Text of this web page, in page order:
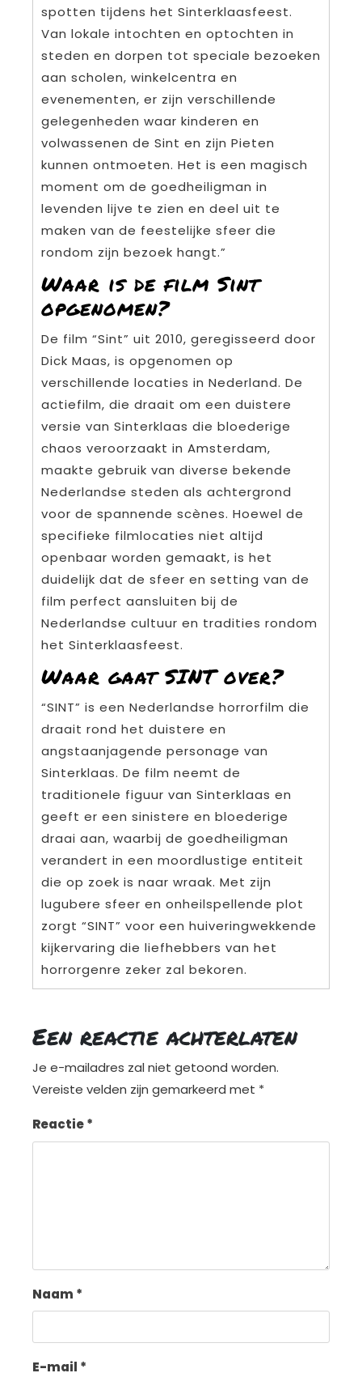
spotten tijdens het Sinterklaasfeest.
Van lokale intochten en optochten in
steden en dorpen tot speciale bezoeken
aan scholen, winkelcentra en
evenementen, er zijn verschillende
gelegenheden waar kinderen en
volwassenen de Sint en zijn Pieten
kunnen ontmoeten. Het is een magisch
moment om de goedheiligman in
levenden lijve te zien en deel uit te
maken van de feestelijke sfeer die
rondom zijn bezoek hangt.”
Waar is de film Sint
opgenomen?
De film “Sint” uit 2010, geregisseerd door
Dick Maas, is opgenomen op
verschillende locaties in Nederland. De
actiefilm, die draait om een duistere
versie van Sinterklaas die bloederige
chaos veroorzaakt in Amsterdam,
maakte gebruik van diverse bekende
Nederlandse steden als achtergrond
voor de spannende scènes. Hoewel de
specifieke filmlocaties niet altijd
openbaar worden gemaakt, is het
duidelijk dat de sfeer en setting van de
film perfect aansluiten bij de
Nederlandse cultuur en tradities rondom
het Sinterklaasfeest.
Waar gaat SINT over?
“SINT” is een Nederlandse horrorfilm die
draait rond het duistere en
angstaanjagende personage van
Sinterklaas. De film neemt de
traditionele figuur van Sinterklaas en
geeft er een sinistere en bloederige
draai aan, waarbij de goedheiligman
verandert in een moordlustige entiteit
die op zoek is naar wraak. Met zijn
lugubere sfeer en onheilspellende plot
zorgt “SINT” voor een huiveringwekkende
kijkervaring die liefhebbers van het
horrorgenre zeker zal bekoren.
Een reactie achterlaten
Je e-mailadres zal niet getoond worden.
Vereiste velden zijn gemarkeerd met *
Reactie*
Naam *
E-mail *